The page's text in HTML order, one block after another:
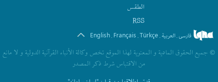
الطقس
RSS
فارسی. العربیة .
Türkçe
.
Français
.
English
© جمیع الحقوق المادیة و المعنویة لهذا الموقع تخص وکالة الأنباء القرآنیة الدولیة و لا مانع
من الاقتباس شرط ذکر المصدر